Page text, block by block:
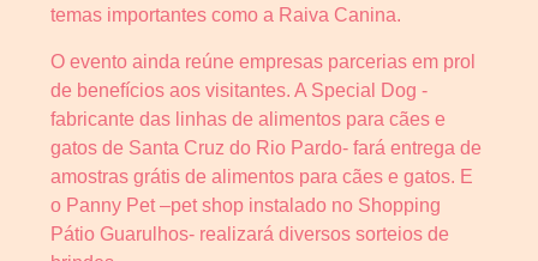
temas importantes como a Raiva Canina.
O evento ainda reúne empresas parcerias em prol
de benefícios aos visitantes. A Special Dog -
fabricante das linhas de alimentos para cães e
gatos de Santa Cruz do Rio Pardo- fará entrega de
amostras grátis de alimentos para cães e gatos. E
o Panny Pet –pet shop instalado no Shopping
Pátio Guarulhos- realizará diversos sorteios de